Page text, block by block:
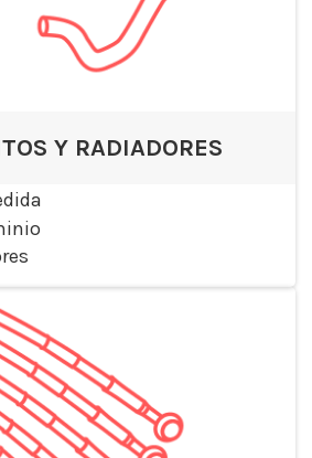
Y RADIADORES